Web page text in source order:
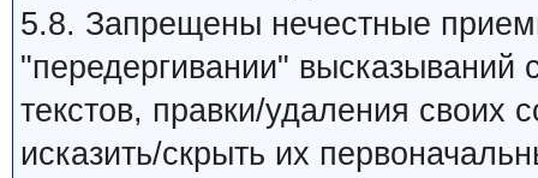
5.8. Запрещены нечестные
"передергивании"
текстов, правки/удаления
исказить/скрыть их